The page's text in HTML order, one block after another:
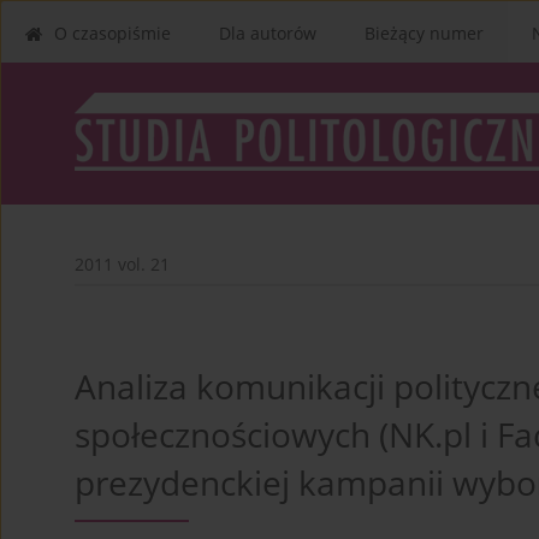
O czasopiśmie Dla autorów Bieżący numer
2011 vol. 21
Analiza komunikacji
społecznościowych (NK.pl i
prezydenckiej kampanii